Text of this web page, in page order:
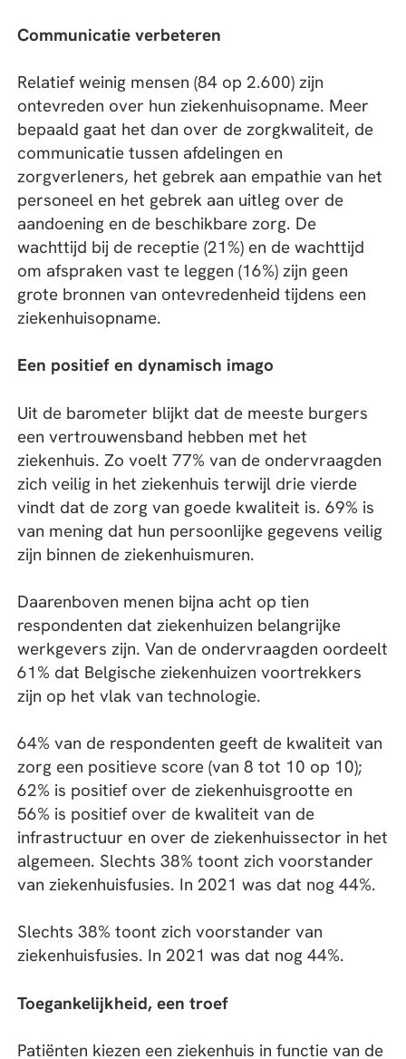
Communicatie verbeteren
Relatief weinig mensen (84 op 2.600) zijn
ontevreden over hun ziekenhuisopname. Meer
bepaald gaat het dan over de zorgkwaliteit, de
communicatie tussen afdelingen en
zorgverleners, het gebrek aan empathie van het
personeel en het gebrek aan uitleg over de
aandoening en de beschikbare zorg. De
wachttijd bij de receptie (21%) en de wachttijd
om afspraken vast te leggen (16%) zijn geen
grote bronnen van ontevredenheid tijdens een
ziekenhuisopname.
Een positief en dynamisch imago
Uit de barometer blijkt dat de meeste burgers
een vertrouwensband hebben met het
ziekenhuis. Zo voelt 77% van de ondervraagden
zich veilig in het ziekenhuis terwijl drie vierde
vindt dat de zorg van goede kwaliteit is. 69% is
van mening dat hun persoonlijke gegevens veilig
zijn binnen de ziekenhuismuren.
Daarenboven menen bijna acht op tien
respondenten dat ziekenhuizen belangrijke
werkgevers zijn. Van de ondervraagden oordeelt
61% dat Belgische ziekenhuizen voortrekkers
zijn op het vlak van technologie.
64% van de respondenten geeft de kwaliteit van
zorg een positieve score (van 8 tot 10 op 10);
62% is positief over de ziekenhuisgrootte en
56% is positief over de kwaliteit van de
infrastructuur en over de ziekenhuissector in het
algemeen. Slechts 38% toont zich voorstander
van ziekenhuisfusies. In 2021 was dat nog 44%.
Slechts 38% toont zich voorstander van
ziekenhuisfusies. In 2021 was dat nog 44%.
Toegankelijkheid, een troef
Patiënten kiezen een ziekenhuis in functie van de